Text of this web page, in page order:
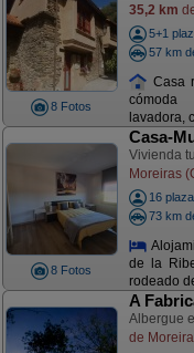
8 Fotos
35,2 km
5+1
57 km
Casa
cómoda
lavadora,
8 Fotos
Casa-
Vivienda
Moreiras
16
73 km
de la
rodeado
A
Albergue
de